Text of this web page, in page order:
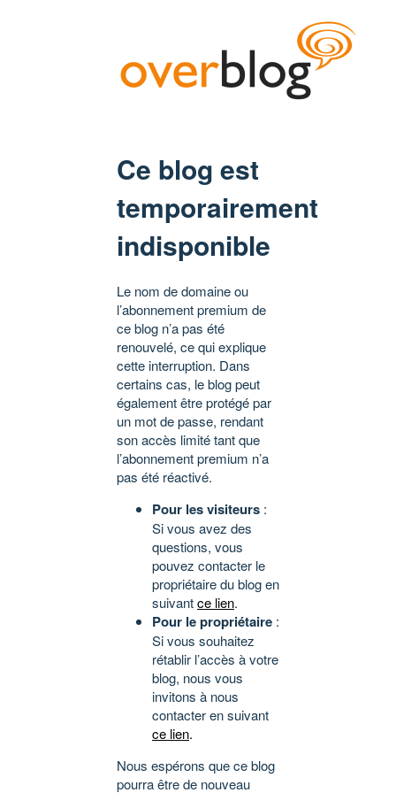
Ce blog est
temporairement
indisponible
Le nom de domaine ou
l’abonnement premium de
ce blog n’a pas été
renouvelé, ce qui explique
cette interruption. Dans
certains cas, le blog peut
également être protégé par
un mot de passe, rendant
son accès limité tant que
l’abonnement premium n’a
pas été réactivé.
Pour les visiteurs :
Si vous avez des
questions, vous
pouvez contacter le
propriétaire du blog en
suivantce lien.
Pour le propriétaire :
Si vous souhaitez
rétablir l’accès à votre
blog, nous vous
invitons à nous
contacter en suivant
ce lien.
Nous espérons que ce blog
pourra être de nouveau